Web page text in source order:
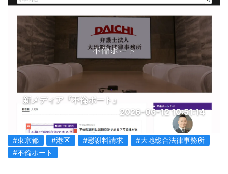
新メディア『不倫ポート』
2026-06-12 10:51:14
#東京都 #港区 #慰謝料請求
#大地総合法律事務所
#不倫ポート